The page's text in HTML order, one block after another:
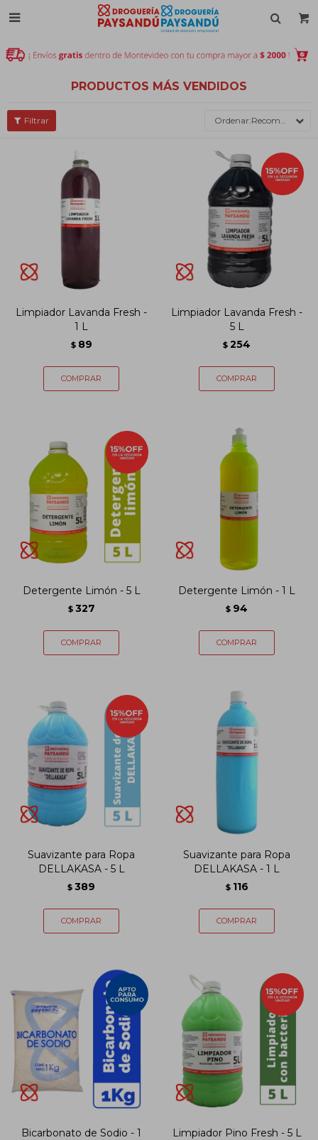

PRODUCTOS MÁS VENDIDOS
Recomendados
Limpiador Lavanda Fresh -
1 L
$ 89
Limpiador Lavanda Fresh -
5 L
$ 254
Detergente Limón - 5 L
$ 327
Detergente Limón - 1 L
$ 94
Suavizante para Ropa
DELLAKASA - 5 L
$ 389
Suavizante para Ropa
DELLAKASA - 1 L
$ 116
Bicarbonato de Sodio - 1
Limpiador Pino Fresh - 5 L